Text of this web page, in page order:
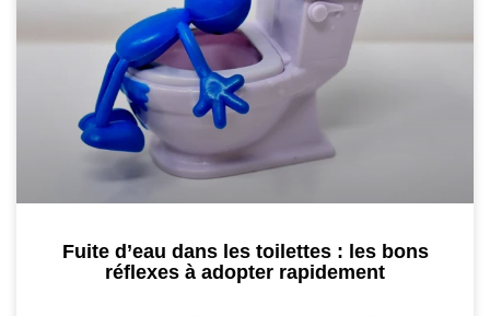
Fuite d’eau dans les toilettes : les bons
réflexes à adopter rapidement